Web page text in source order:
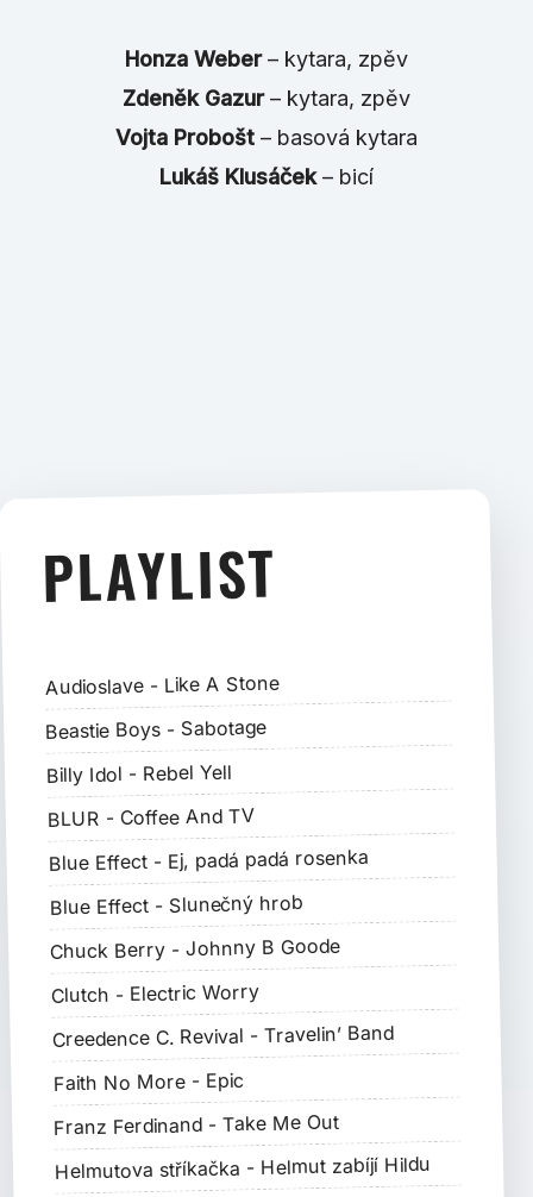
Honza Weber– kytara, zpěv
Zdeněk Gazur– kytara, zpěv
Vojta Probošt – basová kytara
Lukáš Klusáček– bicí
PLAYLIST
Audioslave - Like A Stone
Beastie Boys - Sabotage
Billy Idol - Rebel Yell
BLUR - Coffee And TV
Blue Effect - Ej, padá padá rosenka
Blue Effect - Slunečný hrob
Chuck Berry - Johnny B Goode
Clutch - Electric Worry
Creedence C. Revival - Travelin’ Band
Faith No More - Epic
Franz Ferdinand - Take Me Out
Helmutova stříkačka - Helmut zabíjí Hildu